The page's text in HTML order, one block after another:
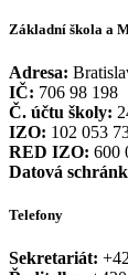
Základní škola a
Adresa:
IČ: 706 98 198
Č. účtu školy:
IZO: 102 053
RED IZO: 600
Datová
Telefony
Sekretariát: